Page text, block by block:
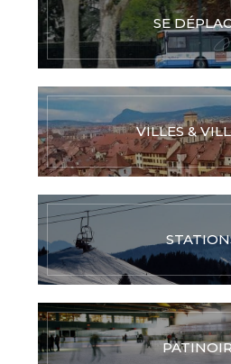
SE
VILLES &